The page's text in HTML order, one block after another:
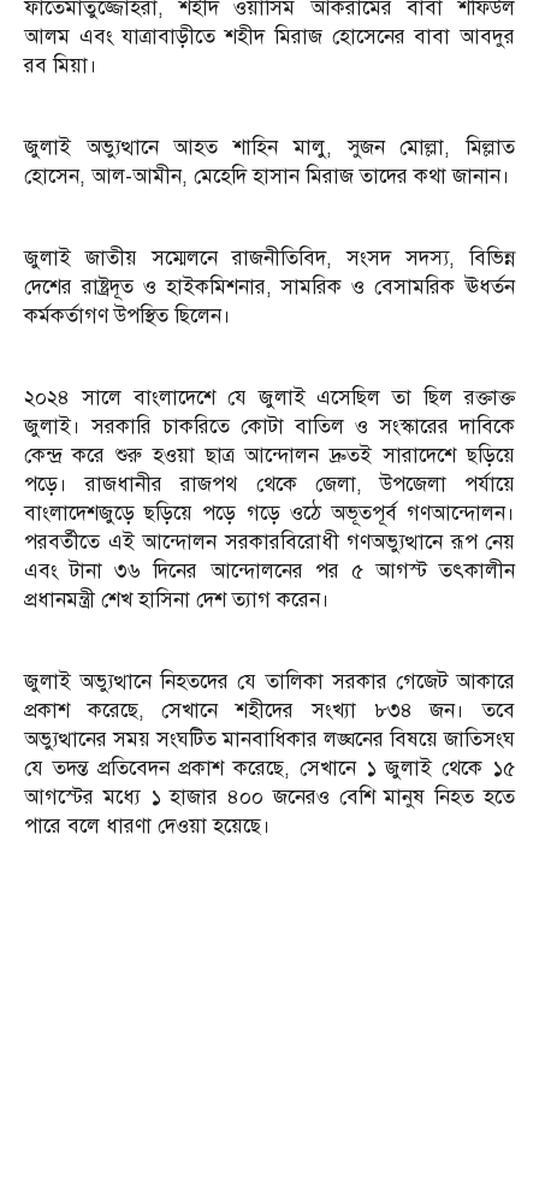
ফাতেমাতুজ্জোহরা, শহীদ ওয়াসিম আকরামের বাবা শফিউল
আলম এবং যাত্রাবাড়ীতে শহীদ মিরাজ হোসেনের বাবা আবদুর
রব মিয়া।
জুলাই অভ্যুত্থানে আহত শাহিন মালু, সুজন মোল্লা, মিল্লাত
হোসেন, আল-আমীন, মেহেদি হাসান মিরাজ তাদের কথা জানান।
জুলাই জাতীয় সম্মেলনে রাজনীতিবিদ, সংসদ সদস্য, বিভিন্ন
দেশের রাষ্ট্রদূত ও হাইকমিশনার, সামরিক ও বেসামরিক ঊধর্তন
কর্মকর্তাগণ উপস্থিত ছিলেন।
২০২৪ সালে বাংলাদেশে যে জুলাই এসেছিল তা ছিল রক্তাক্ত
জুলাই। সরকারি চাকরিতে কোটা বাতিল ও সংস্কারের দাবিকে
কেন্দ্র করে শুরু হওয়া ছাত্র আন্দোলন দ্রুতই সারাদেশে ছড়িয়ে
পড়ে। রাজধানীর রাজপথ থেকে জেলা, উপজেলা পর্যায়ে
বাংলাদেশজুড়ে ছড়িয়ে পড়ে গড়ে ওঠে অভূতপূর্ব গণআন্দোলন।
পরবর্তীতে এই আন্দোলন সরকারবিরোধী গণঅভ্যুত্থানে রূপ নেয়
এবং টানা ৩৬ দিনের আন্দোলনের পর ৫ আগস্ট তৎকালীন
প্রধানমন্ত্রী শেখ হাসিনা দেশ ত্যাগ করেন।
জুলাই অভ্যুত্থানে নিহতদের যে তালিকা সরকার গেজেট আকারে
প্রকাশ করেছে, সেখানে শহীদের সংখ্যা ৮৩৪ জন। তবে
অভ্যুত্থানের সময় সংঘটিত মানবাধিকার লঙ্ঘনের বিষয়ে জাতিসংঘ
যে তদন্ত প্রতিবেদন প্রকাশ করেছে, সেখানে ১ জুলাই থেকে ১৫
আগস্টের মধ্যে ১ হাজার ৪০০ জনেরও বেশি মানুষ নিহত হতে
পারে বলে ধারণা দেওয়া হয়েছে।